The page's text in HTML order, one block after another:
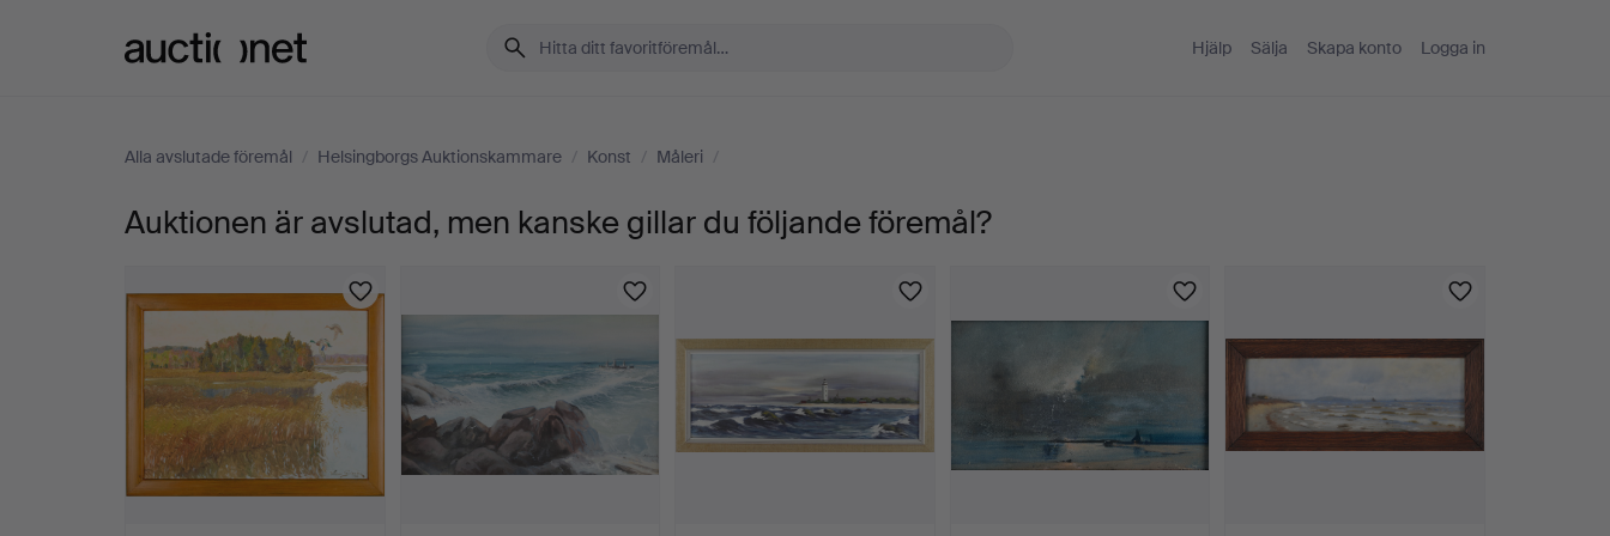
Hjälp Sälja Skapa konto Logga in
Alla avslutade föremål / Helsingborgs Auktionskammare / Konst / Måleri /
OIDENTIFIERAD
KONSTNÄR.
Kuststräcka,
blandteknik,
signerad
Auktionen är avslutad, men kanske gillar du följande föremål?